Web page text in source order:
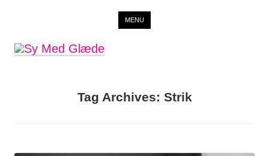
MENU
Tag Archives: Strik